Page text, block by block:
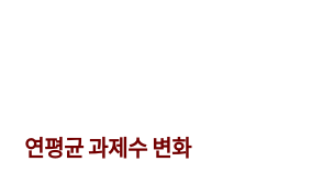
연평균 과제수 변화